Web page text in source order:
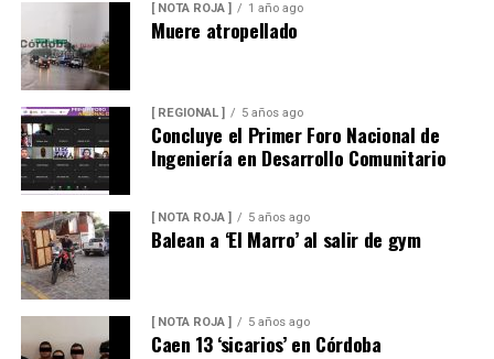
[ NOTA ROJA ] 1 año ago
Muere atropellado
[ REGIONAL ] 5 años ago
Concluye el Primer Foro Nacional de
Ingeniería en Desarrollo Comunitario
[ NOTA ROJA ] 5 años ago
Balean a ‘El Marro’ al salir de gym
[ NOTA ROJA ] 5 años ago
Caen 13 ‘sicarios’ en Córdoba